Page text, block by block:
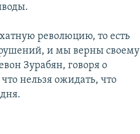
революцию, то есть
и мы верны своему
Зурабян, говоря о
нельзя ожидать, что